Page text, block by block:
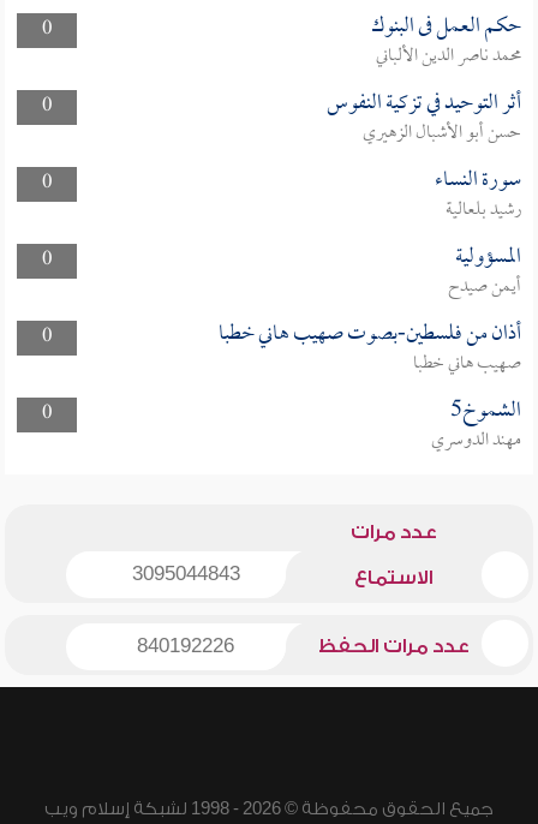
0
حكم العمل فى البنوك
محمد ناصر الدين الألباني
0
أثر التوحيد في تزكية النفوس
حسن أبو الأشبال الزهيري
0
سورة النساء
رشيد بلعالية
0
المسؤولية
أيمن صيدح
0
أذان من فلسطين-بصوت صهيب هاني خطبا
صهيب هاني خطبا
0
الشموخ5
مهند الدوسري
عدد مرات
الاستماع 3095044843
عدد مرات الحفظ 840192226
جميع الحقوق محفوظة © 2026 - 1998 لشبكة إسلام ويب